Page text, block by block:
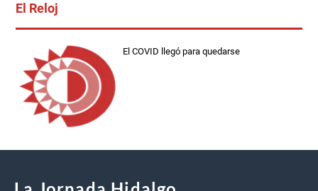
El Reloj
El COVID llegó para quedarse